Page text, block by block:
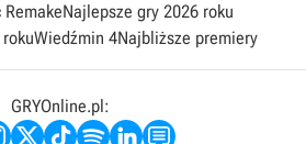
Najlepsze gry 2026 roku
Wiedźmin 4Najbliższe premiery
GRYOnline.pl: